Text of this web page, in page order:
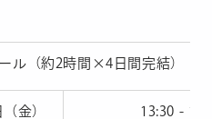
ル（約2時間×4日間完結）
金） 13:30 -